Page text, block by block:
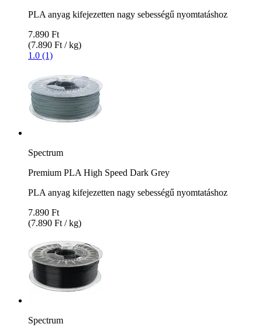
PLA anyag kifejezetten nagy sebességű nyomtatáshoz
7.890 Ft
(7.890 Ft / kg)
1.0 (1)
Spectrum
Premium PLA High Speed Dark Grey
PLA anyag kifejezetten nagy sebességű nyomtatáshoz
7.890 Ft
(7.890 Ft / kg)
Spectrum